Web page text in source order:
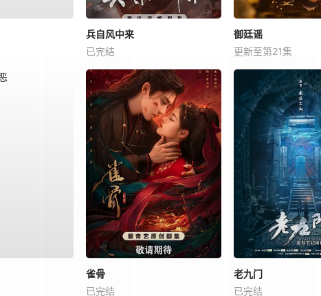
兵自风中来
已完结
御廷谣
更新至第21集
雀骨
已完结
老九门
已完结